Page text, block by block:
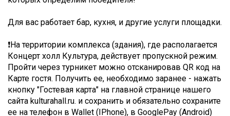
Для вас работает бар, кухня, и другие услуги площадки.
❗На территории комплекса (здания), где располагается
Концерт холл Культура, действует пропускной режим.
Пройти через турникет можно отсканировав QR код на
Карте гостя. Получить ее, необходимо заранее - нажать
кнопку "Гостевая карта" на главной странице нашего
сайта kulturahall.ru. и сохранить и обязательно сохраните
ее на телефон в Wallet (IPhone), в GooglePay (Android)